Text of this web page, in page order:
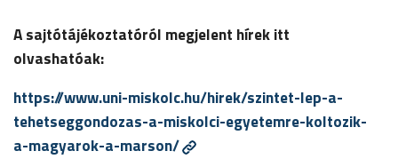
A sajtótájékoztatóról megjelent hírek itt
olvashatóak:
https://www.uni-miskolc.hu/hirek/szintet-lep-a-
tehetseggondozas-a-miskolci-egyetemre-koltozik-
a-magyarok-a-marson/